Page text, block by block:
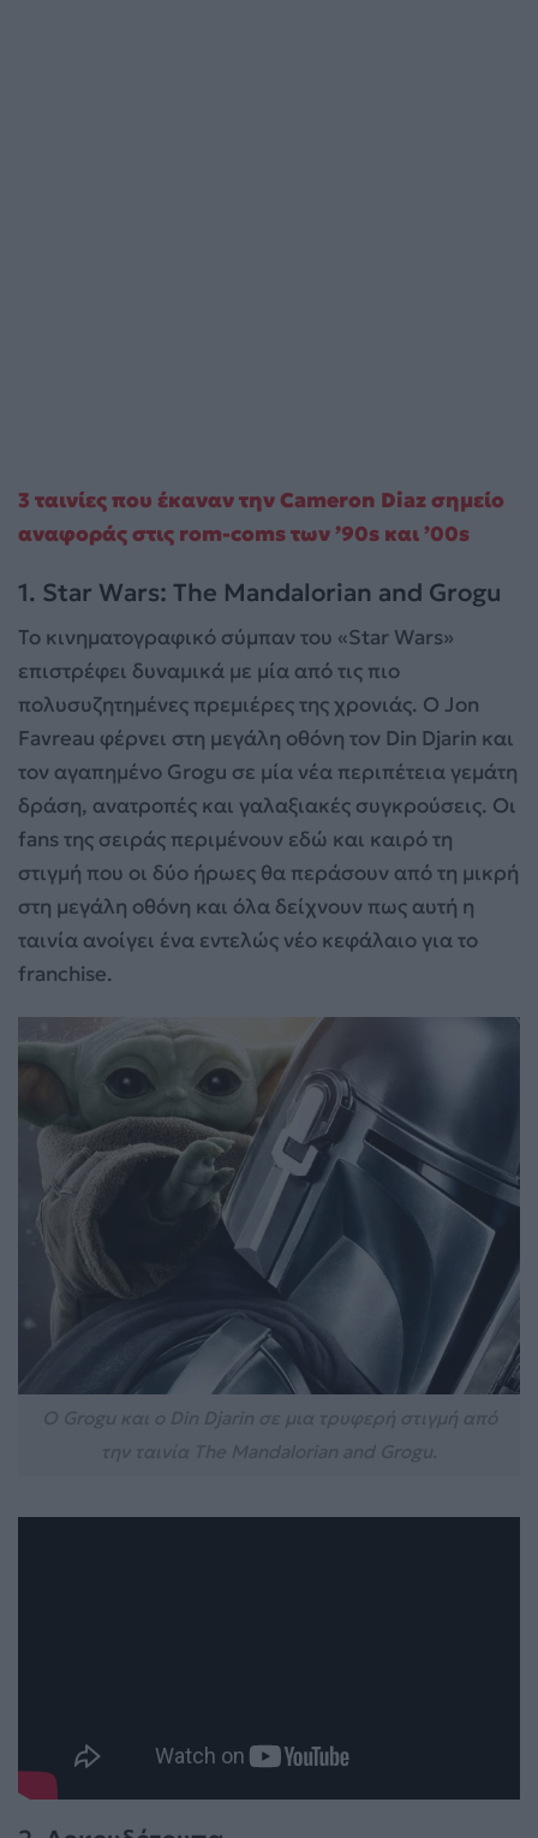
3 ταινίες που έκαναν την Cameron Diaz σημείο
αναφοράς στις rom-coms των ’90s και ’00s
1. Star Wars: The Mandalorian and Grogu
Το κινηματογραφικό σύμπαν του «Star Wars»
επιστρέφει δυναμικά με μία από τις πιο
πολυσυζητημένες πρεμιέρες της χρονιάς. Ο Jon
Favreau φέρνει στη μεγάλη οθόνη τον Din Djarin και
τον αγαπημένο Grogu σε μία νέα περιπέτεια γεμάτη
δράση, ανατροπές και γαλαξιακές συγκρούσεις. Οι
fans της σειράς περιμένουν εδώ και καιρό τη
στιγμή που οι δύο ήρωες θα περάσουν από τη μικρή
στη μεγάλη οθόνη και όλα δείχνουν πως αυτή η
ταινία ανοίγει ένα εντελώς νέο κεφάλαιο για το
franchise.